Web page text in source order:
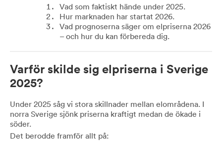
Vad som faktiskt hände under 2025.
Hur marknaden har startat 2026.
Vad prognoserna säger om elpriserna 2026
– och hur du kan förbereda dig.
Varför skilde sig elpriserna i Sverige
2025?
Under 2025 såg vi stora skillnader mellan elområdena. I
norra Sverige sjönk priserna kraftigt medan de ökade i
söder.
Det berodde framför allt på: